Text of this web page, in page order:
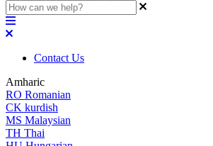
Contact Us
Amharic
RO Romanian
CK kurdish
MS Malaysian
TH Thai